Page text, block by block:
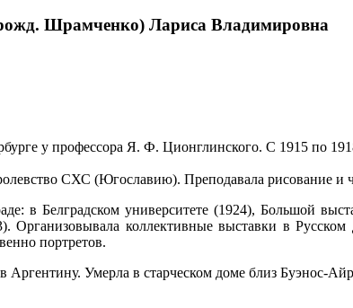
Шрамченко) Лариса Владимировна
у профессора Я. Ф. Ционглинского. С 1915 по
СХС (Югославию). Преподавала рисование и
в Белградском университете (1924), Большой
Организовывала коллективные выставки в
портретов.
Умерла в старческом доме близ Буэнос-